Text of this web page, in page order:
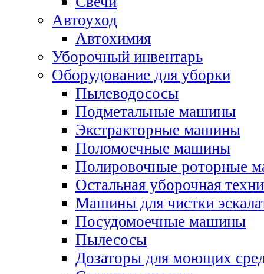
Автоуход
Автохимия
Уборочный инвентарь
Оборудование для уборки
Пылеводососы
Подметальные машины
Экстракторные машины
Поломоечные машины
Полировочные роторные
Остальная уборочная
Машины для чистки
Посудомоечные машины
Пылесосы
Дозаторы для моющих